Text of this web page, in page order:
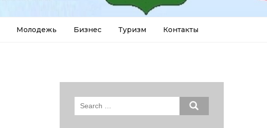
Молодежь Бизнес Туризм Контакты
Search